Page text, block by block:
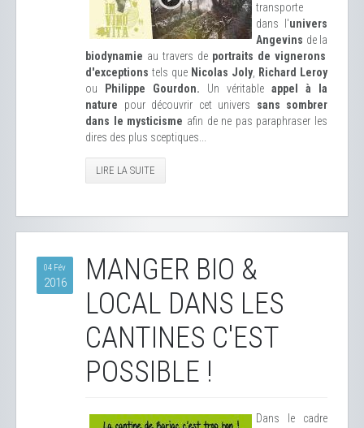
transporte
dans l'univers
Angevins de la
biodynamie au travers de portraits de vignerons
d'exceptions tels que Nicolas Joly, Richard Leroy
ou Philippe Gourdon. Un véritable appel à la
nature pour découvrir cet univers sans sombrer
dans le mysticisme afin de ne pas paraphraser les
dires des plus sceptiques...
LIRE LA SUITE
04 Fév
2016
MANGER BIO &
LOCAL DANS LES
CANTINES C'EST
POSSIBLE !
Dans le cadre